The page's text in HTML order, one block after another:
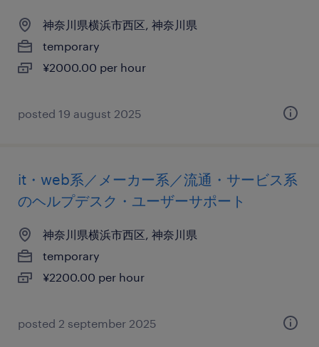
神奈川県横浜市西区, 神奈川県
temporary
¥2000.00 per hour
posted 19 august 2025
it・web系／メーカー系／流通・サービス系
のヘルプデスク・ユーザーサポート
神奈川県横浜市西区, 神奈川県
temporary
¥2200.00 per hour
posted 2 september 2025